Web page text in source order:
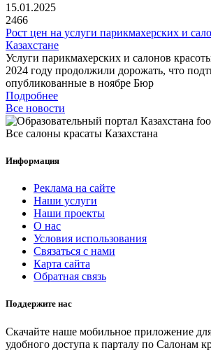
15.01.2025
2466
Рост цен на услуги парикмахерских и
Казахстане
Услуги парикмахерских и салонов
2024 году продолжили дорожать, что
опубликованные в ноябре Бюр
Подробнее
Все новости
Все салоны красаты Казахстана
Информация
Реклама на сайте
Наши услуги
Наши проекты
О нас
Условия использования
Связаться с нами
Карта сайта
Обратная связь
Поддержите нас
Скачайте наше мобильное приложение
удобного доступа к парталу по Салонам